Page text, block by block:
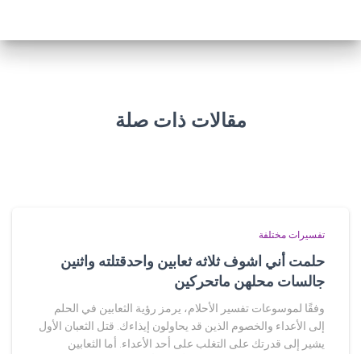
مقالات ذات صلة
تفسيرات مختلفة
حلمت أني اشوف ثلاثه ثعابين واحدقتلته واثنين
جالسات محلهن ماتحركين
وفقًا لموسوعات تفسير الأحلام، يرمز رؤية الثعابين في الحلم
إلى الأعداء والخصوم الذين قد يحاولون إيذاءك. قتل الثعبان الأول
يشير إلى قدرتك على التغلب على أحد الأعداء. أما الثعابين